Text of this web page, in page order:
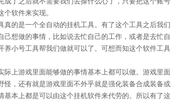
软件来实现。
的是一个全自动的挂机工具。有了这个工具之后我们
想做的事情，比如说去忙自己的工作，或者是去忙自
小号工具帮我们做就可以了。可想而知这个软件工具
上游戏里面能够做的事情基本上都可以做。游戏里面
，还有就是游戏里面不外乎就是强化装备合成装备或
本上都是可以由这个挂机软件来代劳的。所以有了这